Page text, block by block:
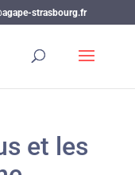
strasbourg.fr
et les